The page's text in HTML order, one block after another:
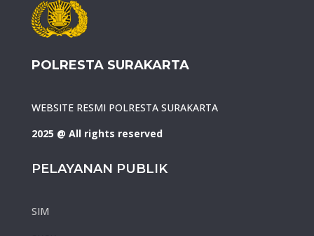
POLRESTA SURAKARTA
WEBSITE RESMI POLRESTA SURAKARTA
2025 @ All rights reserved
PELAYANAN PUBLIK
SIM